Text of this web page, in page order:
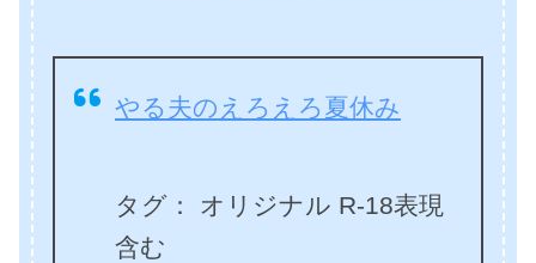
やる夫のえろえろ夏休み
タグ： オリジナル R-18表現
含む